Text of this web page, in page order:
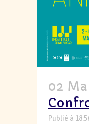
02
Publié à